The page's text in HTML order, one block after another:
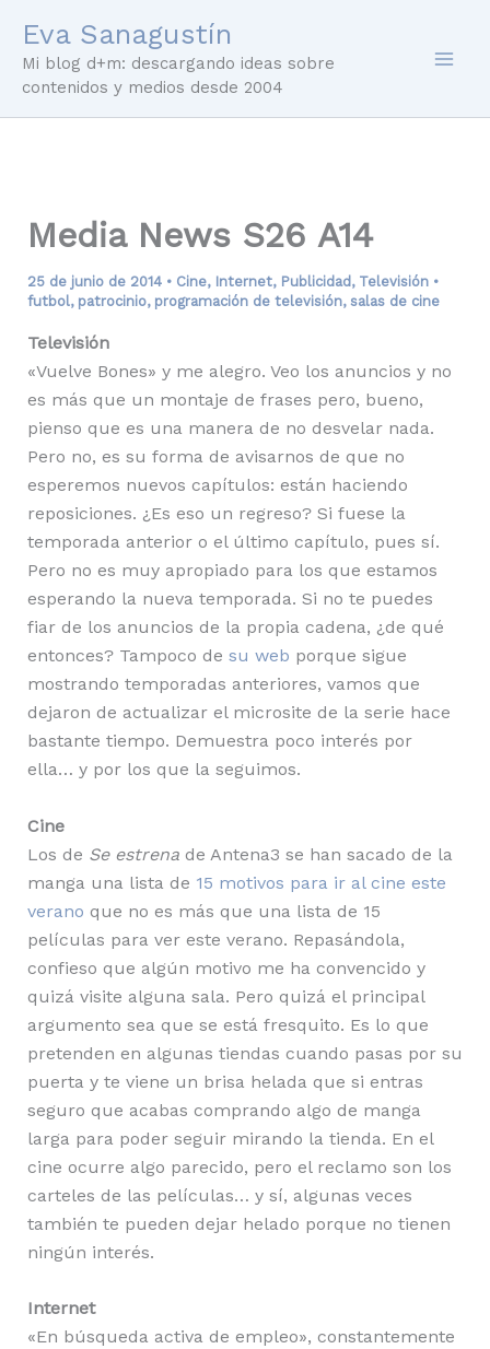
contenido
Eva Sanagustín
Mi blog d+m: descargando ideas sobre
contenidos y medios desde 2004
Media News S26 A14
25 de junio de 2014 • Cine, Internet, Publicidad , Televisión•
futbol, patrocinio, programación de televisión, salas de cine
Televisión
«Vuelve Bones» y me alegro. Veo los anuncios y no
es más que un montaje de frases pero, bueno,
pienso que es una manera de no desvelar nada.
Pero no, es su forma de avisarnos de que no
esperemos nuevos capítulos: están haciendo
reposiciones. ¿Es eso un regreso? Si fuese la
temporada anterior o el último capítulo, pues sí.
Pero no es muy apropiado para los que estamos
esperando la nueva temporada. Si no te puedes
fiar de los anuncios de la propia cadena, ¿de qué
entonces? Tampoco de su web porque sigue
mostrando temporadas anteriores, vamos que
dejaron de actualizar el microsite de la serie hace
bastante tiempo. Demuestra poco interés por
ella… y por los que la seguimos.
Cine
Los de Se estrenade Antena3 se han sacado de la
manga una lista de 15 motivos para ir al cine este
verano que no es más que una lista de 15
películas para ver este verano. Repasándola,
confieso que algún motivo me ha convencido y
quizá visite alguna sala. Pero quizá el principal
argumento sea que se está fresquito. Es lo que
pretenden en algunas tiendas cuando pasas por su
puerta y te viene un brisa helada que si entras
seguro que acabas comprando algo de manga
larga para poder seguir mirando la tienda. En el
cine ocurre algo parecido, pero el reclamo son los
carteles de las películas… y sí, algunas veces
también te pueden dejar helado porque no tienen
ningún interés.
Internet
«En búsqueda activa de empleo», constantemente